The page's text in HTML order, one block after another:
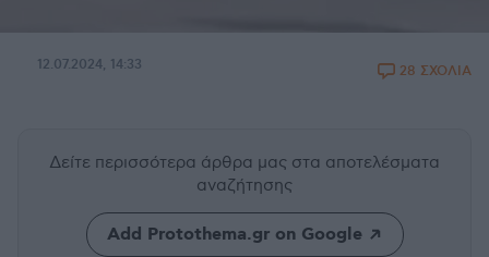
12.07.2024, 14:33 28 ΣΧΟΛΙΑ
Δείτε περισσότερα άρθρα μας στα αποτελέσματα
αναζήτησης
Add Protothema.gr on Google